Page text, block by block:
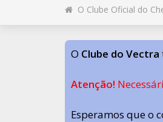
O Clube Oficial do
O Clube do Vectra
Atenção!
Esperamos que o